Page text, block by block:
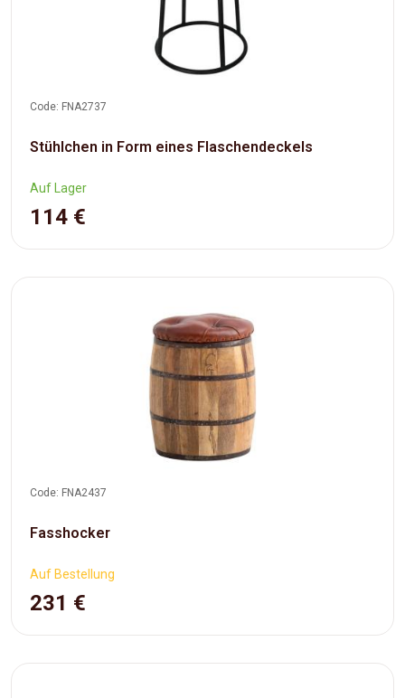
Code: FNA2737
Stühlchen in Form eines Flaschendeckels
Auf Lager
114 €
Code: FNA2437
Fasshocker
Auf Bestellung
231 €